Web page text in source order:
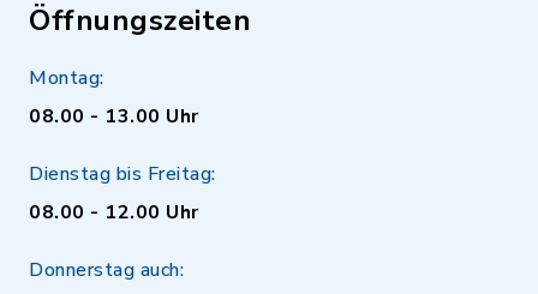
Öffnungszeiten
Montag:
08.00 - 13.00 Uhr
Dienstag bis Freitag:
08.00 - 12.00 Uhr
Donnerstag auch: